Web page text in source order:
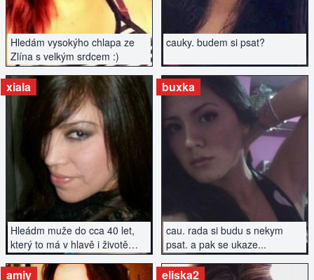
Hledám vysokýho chlapa ze
Zlína s velkým srdcem :)
cauky. budem si psat?
Hleádm muže do cca 40 let,
který to má v hlavě i životě
srovnané...
xiala
ZOBRAZIT INZERÁT
cau. rada si budu s nekym
psat. a pak se ukaze...
buxka
ZOBRAZIT INZERÁT
amiy eliska2